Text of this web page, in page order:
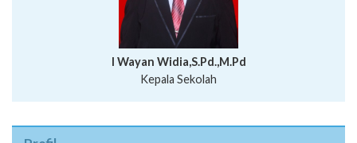
I Wayan Widia,S.Pd.,M.Pd
Kepala Sekolah